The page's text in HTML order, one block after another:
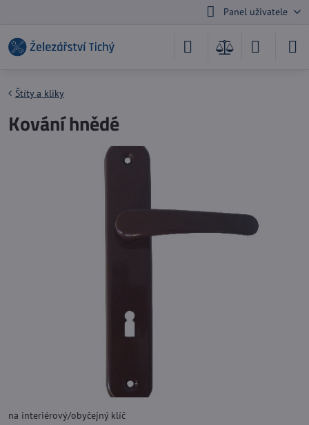
Panel uživatele
Štíty a kliky
Kování hnědé
na interiérový/obyčejný klíč